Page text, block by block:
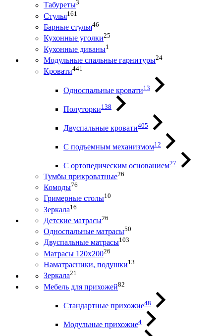
Табуреты3
Стулья161
Барные стулья46
Кухонные уголки25
Кухонные диваны1
Модульные спальные гарнитуры24
Кровати441
Односпальные кровати13
Полуторки138
Двуспальные кровати405
С подъемным механизмом12
С ортопедическим основанием27
Тумбы прикроватные26
Комоды76
Гримерные столы10
Зеркала16
Детские матрасы26
Односпальные матрасы50
Двуспальные матрасы103
Матрасы 120х20026
Наматрасники, подушки13
Зеркала21
Мебель для прихожей82
Стандартные прихожие48
Модульные прихожие4